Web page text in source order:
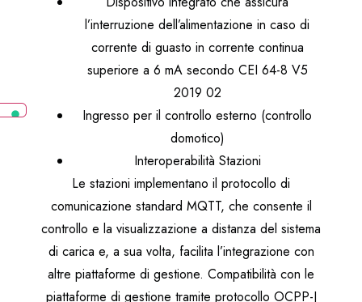
l’interruzione dell’alimentazione in caso di
corrente di guasto in corrente continua
superiore a 6 mA secondo CEI 64-8 V5
2019 02
Ingresso per il controllo esterno (controllo
domotico)
Interoperabilità Stazioni
Le stazioni implementano il protocollo di
comunicazione standard MQTT, che consente il
controllo e la visualizzazione a distanza del sistema
di carica e, a sua volta, facilita l’integrazione con
altre piattaforme di gestione. Compatibilità con le
piattaforme di gestione tramite protocollo OCPP-J